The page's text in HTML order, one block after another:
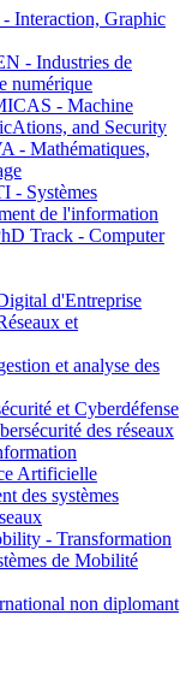
Interaction, Graphic
- Industries de
numérique
- Machine
and Security
- Mathématiques,
- Systèmes
de l'information
Track - Computer
d'Entreprise
et
et analyse des
et Cyberdéfense
des réseaux
Artificielle
des systèmes
- Transformation
de Mobilité
non diplomant